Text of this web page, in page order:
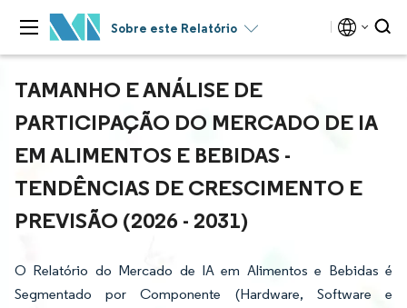
Sobre este Relatório
TAMANHO E ANÁLISE DE
PARTICIPAÇÃO DO MERCADO DE IA
EM ALIMENTOS E BEBIDAS -
TENDÊNCIAS DE CRESCIMENTO E
PREVISÃO (2026 - 2031)
O Relatório do Mercado de IA em Alimentos e Bebidas é
Segmentado por Componente (Hardware, Software e